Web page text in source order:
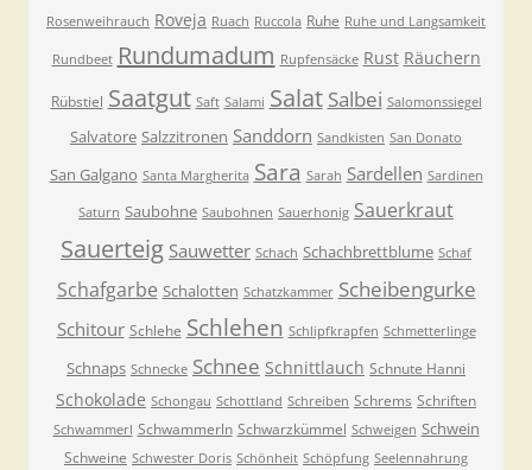
Rosenweihrauch Roveja Ruach Ruccola Ruhe Ruhe und Langsamkeit
Rundbeet Rundumadum Rupfensäcke Rust Räuchern
Rübstiel Saatgut Saft Salami Salat Salbei Salomonssiegel
Salvatore Salzzitronen Sanddorn Sandkisten San Donato
San Galgano Santa Margherita Sara Sarah Sardellen Sardinen
Saturn Saubohne Saubohnen Sauerhonig Sauerkraut
Sauerteig Sauwetter Schach Schachbrettblume Schaf
Schafgarbe Schalotten Schatzkammer Scheibengurke
Schitour Schlehe Schlehen Schlipfkrapfen Schmetterlinge
Schnaps Schnecke Schnee Schnittlauch Schnute Hanni
Schokolade Schongau Schottland Schreiben Schrems Schriften
Schwammerl Schwammerln Schwarzkümmel Schweigen Schwein
Schweine Schwester Doris Schönheit Schöpfung Seelennahrung